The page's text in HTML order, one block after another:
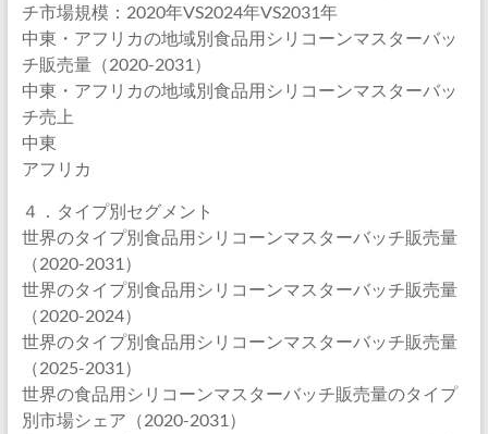
チ市場規模：2020年VS2024年VS2031年
中東・アフリカの地域別食品用シリコーンマスターバッ
チ販売量（2020-2031）
中東・アフリカの地域別食品用シリコーンマスターバッ
チ売上
中東
アフリカ
４．タイプ別セグメント
世界のタイプ別食品用シリコーンマスターバッチ販売量
（2020-2031）
世界のタイプ別食品用シリコーンマスターバッチ販売量
（2020-2024）
世界のタイプ別食品用シリコーンマスターバッチ販売量
（2025-2031）
世界の食品用シリコーンマスターバッチ販売量のタイプ
別市場シェア（2020-2031）